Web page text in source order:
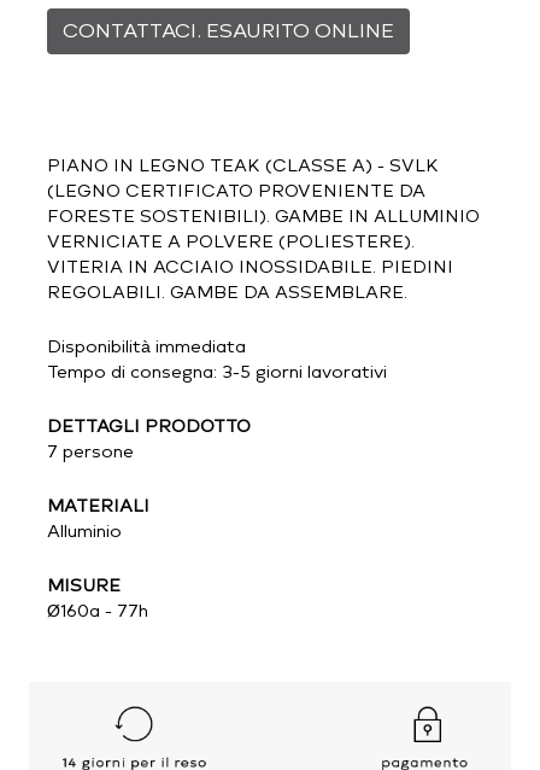
CONTATTACI. ESAURITO ONLINE
PIANO IN LEGNO TEAK (CLASSE A) - SVLK
(LEGNO CERTIFICATO PROVENIENTE DA
FORESTE SOSTENIBILI). GAMBE IN ALLUMINIO
VERNICIATE A POLVERE (POLIESTERE).
VITERIA IN ACCIAIO INOSSIDABILE. PIEDINI
REGOLABILI. GAMBE DA ASSEMBLARE.
Disponibilità immediata
Tempo di consegna: 3-5 giorni lavorativi
DETTAGLI PRODOTTO
7 persone
MATERIALI
Alluminio
MISURE
Ø160a - 77h